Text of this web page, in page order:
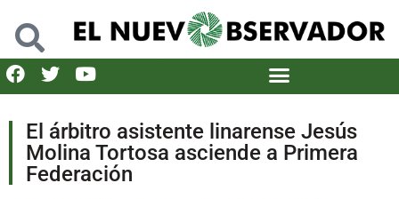
El árbitro asistente linarense Jesús
Molina Tortosa asciende a Primera
Federación